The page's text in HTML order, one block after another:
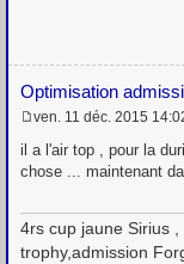
Optimisation
e
s
g
e
ven. 11 déc. 2015
il a l'air top , pour la
chose ... maintenant
4rs cup jaune Sirius
trophy,admission